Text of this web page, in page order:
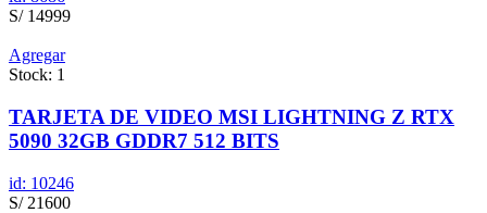
S/ 14999
Agregar
Stock: 1
TARJETA DE VIDEO MSI LIGHTNING Z RTX
5090 32GB GDDR7 512 BITS
id: 10246
S/ 21600